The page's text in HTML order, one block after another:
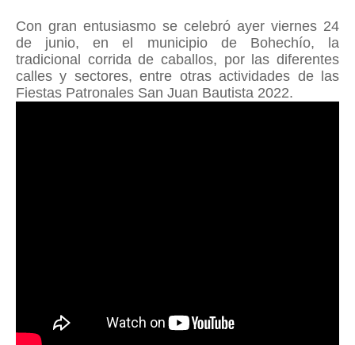
Con gran entusiasmo se celebró ayer viernes 24
de junio, en el municipio de Bohechío, la
tradicional corrida de caballos, por las diferentes
calles y sectores, entre otras actividades de las
Fiestas Patronales San Juan Bautista 2022.